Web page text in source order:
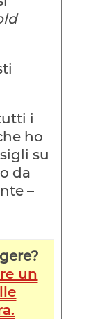
i
ho
su
da
–
un